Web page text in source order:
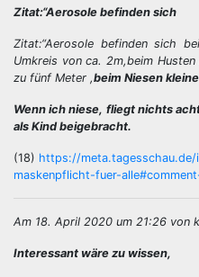
Zitat:“Aerosole befinden sich
Zitat:“Aerosole befinden sich
Umkreis von ca. 2m,beim
zu fünf Meter ,beim Niesen
Wenn ich niese, fliegt nichts
als Kind beigebracht.
(18) https://
maskenpflicht-fuer-
Am 18. April 2020 um 21:26 von
Interessant wäre zu wissen,